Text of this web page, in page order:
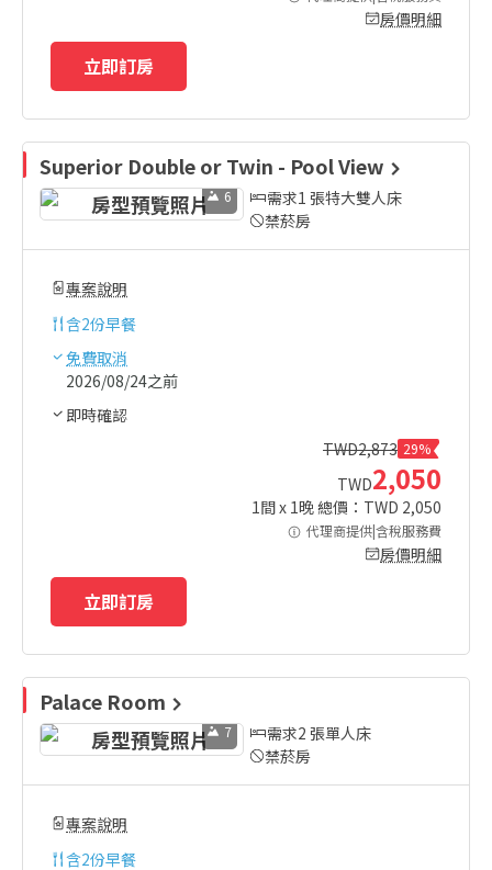
房價明細
立即訂房
Superior Double or Twin - Pool View
6
需求1 張特大雙人床
禁菸房
專案說明
含2份早餐
免費取消
2026/08/24之前
即時確認
TWD2,873 29%
TWD2,050
1間 x 1晚 總價：TWD 2,050
代理商提供|含稅服務費
房價明細
立即訂房
Palace Room
7
需求2 張單人床
禁菸房
專案說明
含2份早餐